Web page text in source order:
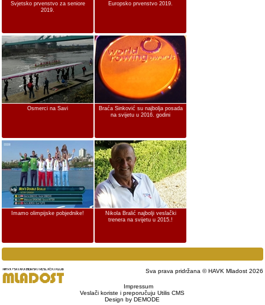
Svjetsko prvenstvo za seniore
2019.
Europsko prvenstvo 2019.
Osmerci na Savi
Braća Sinković su najbolja posada
na svijetu u 2016. godini
Imamo olimpijske pobjednike!
Nikola Bralić najbolji veslački
trenera na svijetu u 2015.!
Sva prava pridržana © HAVK Mladost 2026
Impressum
Veslači koriste i preporučuju Utilis CMS
Design by DEMODE